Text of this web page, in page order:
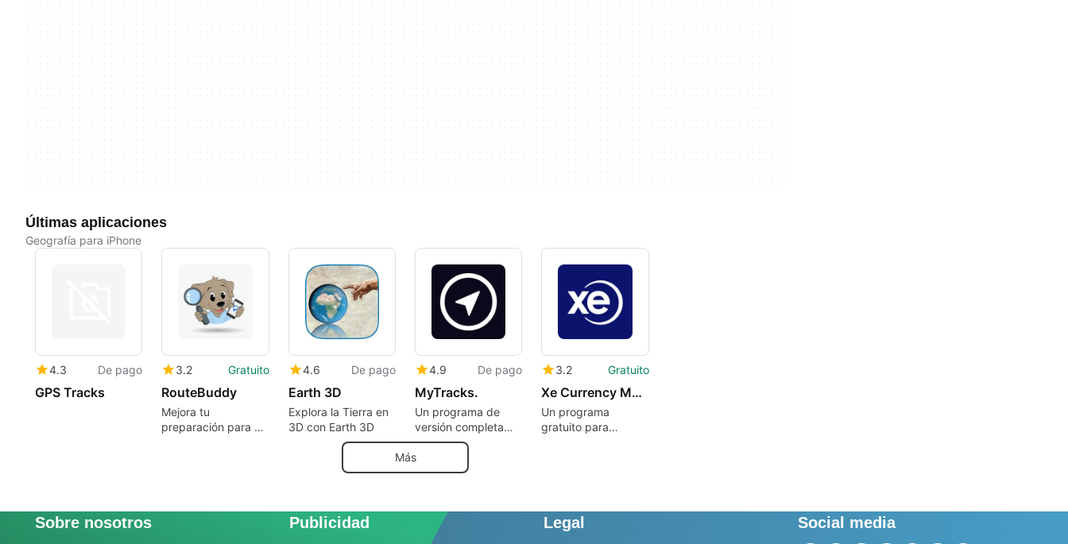
Últimas aplicaciones
Geografía para iPhone
4.3 De pago
GPS Tracks
3.2 Gratuito
RouteBuddy
Mejora tu
preparación para el
4.6 De pago
Earth 3D
Explora la Tierra en
3D con Earth 3D
4.9 De pago
MyTracks.
Un programa de
versión completa
para iPhone.
3.2 Gratuito
Xe Currency Money Transfers
Un programa
gratuito para
Más
Sobre nosotros Publicidad Legal Social media